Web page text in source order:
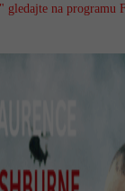
na programu